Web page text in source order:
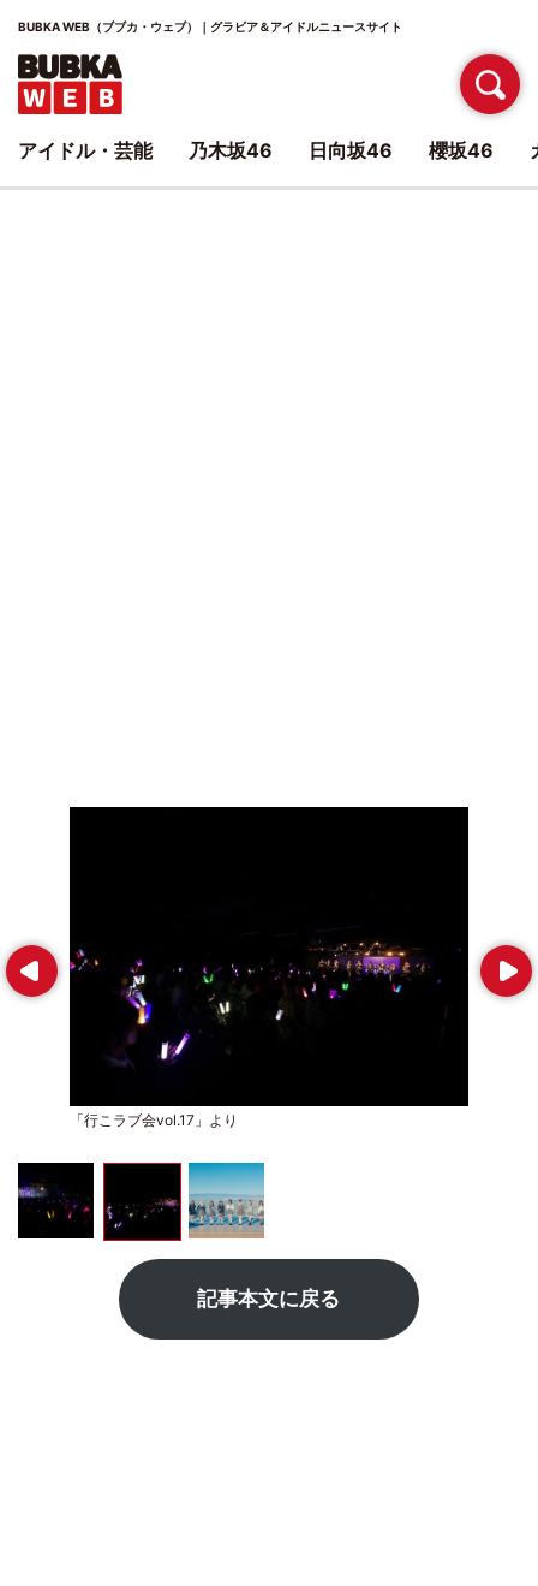
BUBKA WEB（ブブカ・ウェブ）｜グラビア＆アイドルニュースサイト
Prev
「行こラブ会vol.17」より
Next
記事本文に戻る
アイドル・芸能 乃木坂46 日向坂46 櫻坂46